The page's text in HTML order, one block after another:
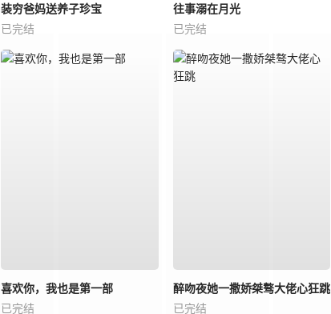
装穷爸妈送养子珍宝
已完结
往事溺在月光
已完结
喜欢你，我也是第一部
已完结
醉吻夜她一撒娇桀骜大佬心狂跳
已完结